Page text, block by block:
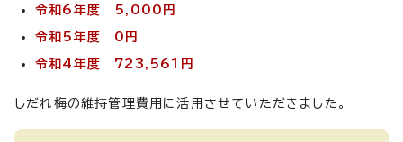
令和6年度 5,000円
令和5年度 0円
令和4年度 723,561円
しだれ梅の維持管理費用に活用させていただきました。